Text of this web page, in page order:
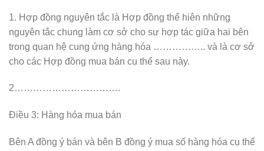
1. Hợp đồng nguyên tắc là Hợp đồng thể hiên những
nguyên tắc chung làm cơ sở cho sự hợp tác giữa hai bên
trong quan hệ cung ứng hàng hóa …………….. và là cơ sở
cho các Hợp đồng mua bán cụ thể sau này.
2…………………………….
Điều 3: Hàng hóa mua bán
Bên A đồng ý bán và bên B đồng ý mua số hàng hóa cụ thể